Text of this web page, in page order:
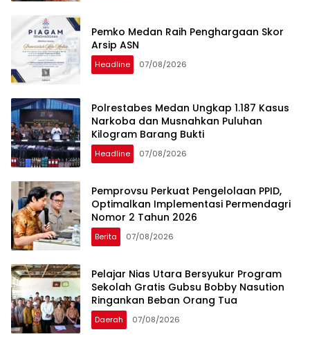
Pemko Medan Raih Penghargaan Skor
Arsip ASN
Headline 07/08/2026
Polrestabes Medan Ungkap 1.187 Kasus
Narkoba dan Musnahkan Puluhan
Kilogram Barang Bukti
Headline 07/08/2026
Pemprovsu Perkuat Pengelolaan PPID,
Optimalkan Implementasi Permendagri
Nomor 2 Tahun 2026
Berita 07/08/2026
Pelajar Nias Utara Bersyukur Program
Sekolah Gratis Gubsu Bobby Nasution
Ringankan Beban Orang Tua
Daerah 07/08/2026